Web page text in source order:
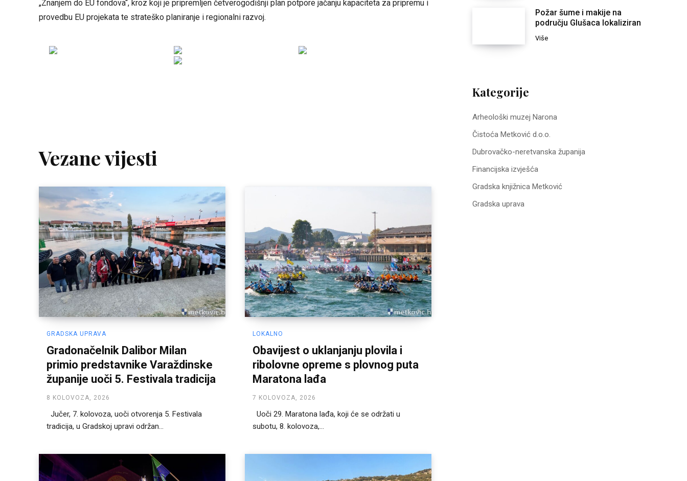
„Znanjem do EU fondova“, kroz koji je pripremljen četverogodišnji plan potpore jačanju kapaciteta za pripremu i
provedbu EU projekata te strateško planiranje i regionalni razvoj.
Vezane vijesti
GRADSKA UPRAVA
Gradonačelnik Dalibor Milan
primio predstavnike Varaždinske
županije uoči 5. Festivala tradicija
8 KOLOVOZA, 2026
Jučer, 7. kolovoza, uoči otvorenja 5. Festivala
tradicija, u Gradskoj upravi održan...
LOKALNO
Obavijest o uklanjanju plovila i
ribolovne opreme s plovnog puta
Maratona lađa
7 KOLOVOZA, 2026
Uoči 29. Maratona lađa, koji će se održati u
subotu, 8. kolovoza,...
Požar šume i makije na
području Glušaca lokaliziran
Više
Kategorije
Arheološki muzej Narona
Čistoća Metković d.o.o.
Dubrovačko-neretvanska županija
Financijska izvješća
Gradska knjižnica Metković
Gradska uprava